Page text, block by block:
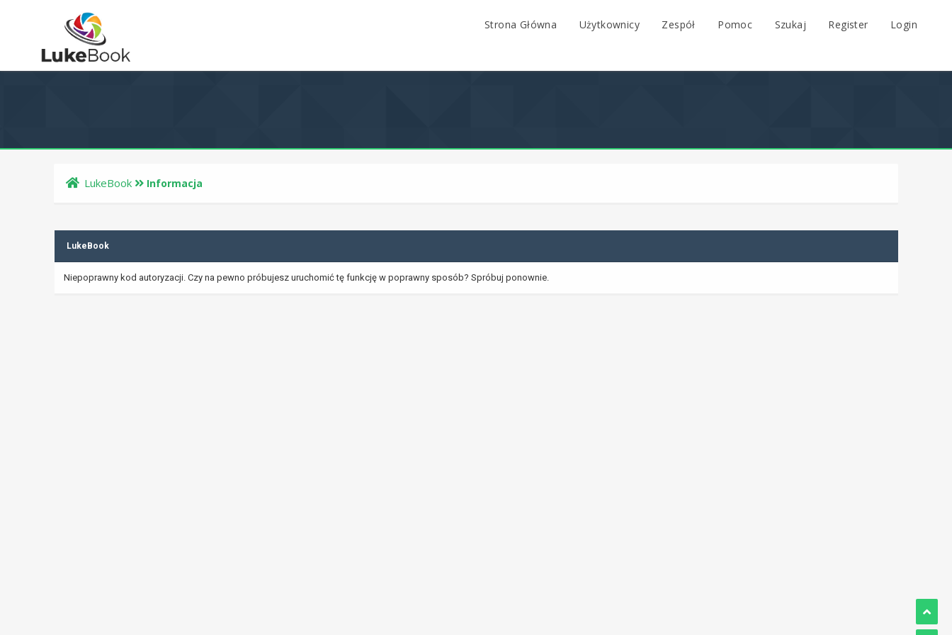
Strona Główna Użytkownicy Zespół Pomoc Szukaj Register Login
LukeBook Informacja
LukeBook
Niepoprawny kod autoryzacji. Czy na pewno próbujesz uruchomić tę funkcję w poprawny sposób? Spróbuj ponownie.